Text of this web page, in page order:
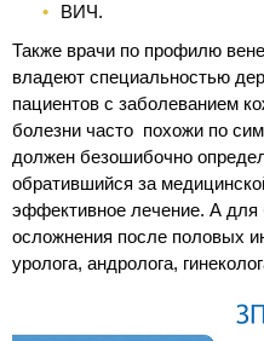
ВИЧ.
Также врачи по профилю
владеют специальностью
пациентов с заболеванием
болезни часто похожи по
должен безошибочно
обратившийся за
эффективное лечение. А
осложнения после половых
уролога, андролога,